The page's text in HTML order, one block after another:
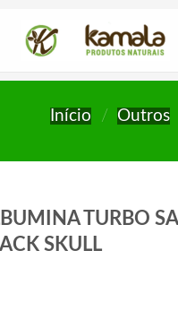
Início / Outros
TURBO
SKULL